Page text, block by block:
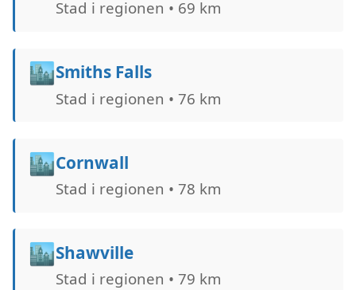
Stad i regionen • 69 km
🏙️Smiths Falls
Stad i regionen • 76 km
🏙️Cornwall
Stad i regionen • 78 km
🏙️Shawville
Stad i regionen • 79 km